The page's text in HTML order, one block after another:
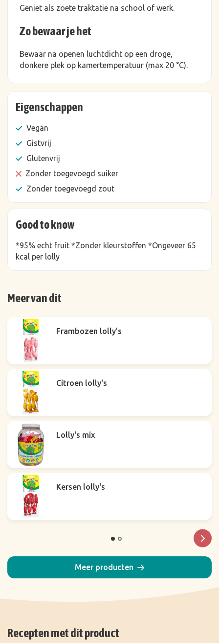
Geniet als zoete traktatie na school of werk.
Zo bewaar je het
Bewaar na openen luchtdicht op een droge,
donkere plek op kamertemperatuur (max 20 °C).
Eigenschappen
Vegan
Gistvrij
Glutenvrij
Zonder toegevoegd suiker
Zonder toegevoegd zout
Good to know
*95% echt fruit *Zonder kleurstoffen *Ongeveer 65
kcal per lolly
Meer van dit
Frambozen lolly's
Citroen lolly's
Lolly's mix
Kersen lolly's
Meer producten
Recepten met dit product